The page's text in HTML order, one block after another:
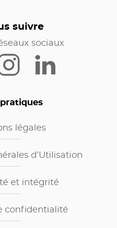
suivre
sociaux
pratiques
légales
d’Utilisation
et intégrité
confidentialité